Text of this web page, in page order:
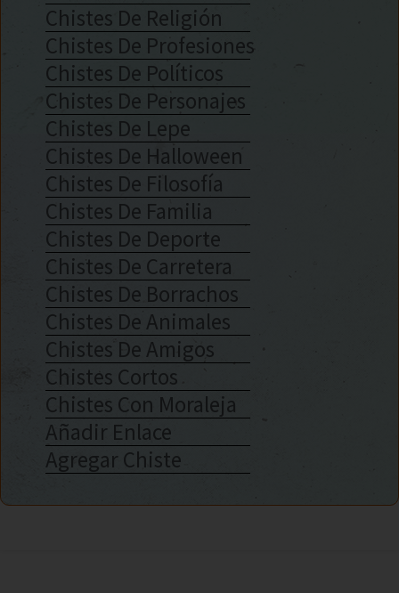
Chistes De Religión
Chistes De Profesiones
Chistes De Políticos
Chistes De Personajes
Chistes De Lepe
Chistes De Halloween
Chistes De Filosofía
Chistes De Familia
Chistes De Deporte
Chistes De Carretera
Chistes De Borrachos
Chistes De Animales
Chistes De Amigos
Chistes Cortos
Chistes Con Moraleja
Añadir Enlace
Agregar Chiste